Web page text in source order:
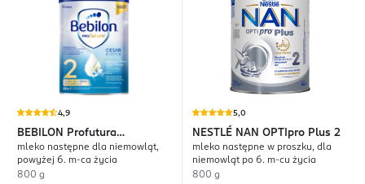
4,9
BEBILON
Profutura
CesarBiotik 2
mleko następne dla niemowląt,
powyżej 6. m-ca życia
800 g
5,0
NESTLÉ NAN OPTIpro Plus 2
mleko następne w proszku, dla
niemowląt po 6. m-cu życia
800 g